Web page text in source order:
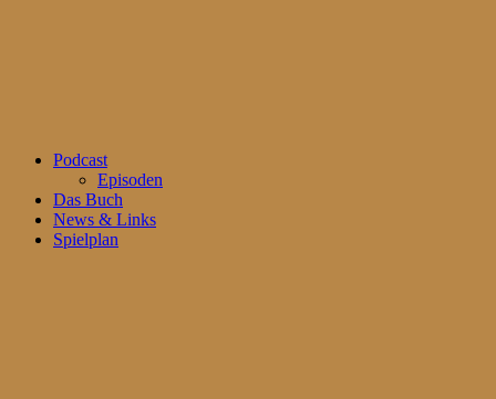
Podcast
Episoden
Das Buch
News & Links
Spielplan